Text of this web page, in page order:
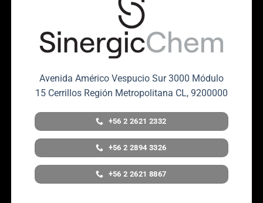
Avenida Américo Vespucio Sur 3000 Módulo
15 Cerrillos Región Metropolitana CL, 9200000
+56 2 2621 2332
+56 2 2894 3326
+56 2 2621 8867